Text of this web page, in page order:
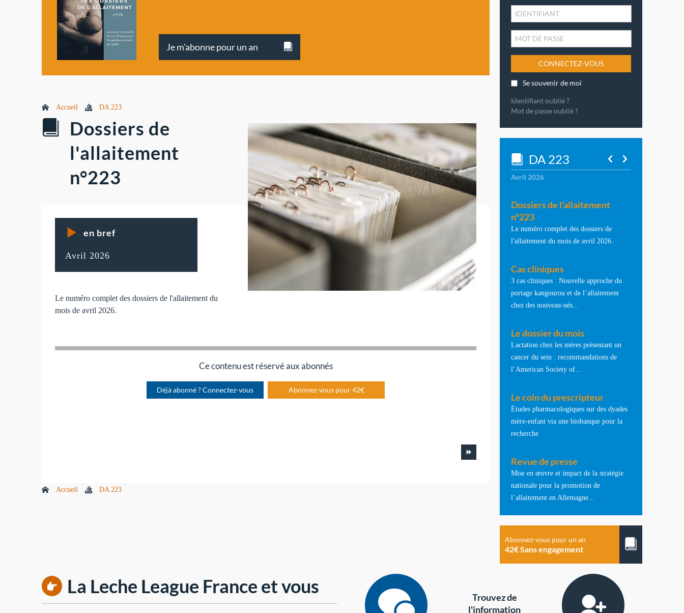
Je m'abonne pour un an
Accueil DA 223
Dossiers de
l'allaitement
n°223
en bref
Avril 2026
Le numéro complet des dossiers de l'allaitement du
mois de avril 2026.
Ce contenu est réservé aux abonnés
Déjà abonné ? Connectez-vous Abonnez-vous pour 42€
Accueil DA 223
CONNECTEZ-VOUS
Se souvenir de moi
Identifiant oublié ?
Mot de passe oublié ?
DA 223
Avril 2026
Dossiers de l'allaitement
n°223
Le numéro complet des dossiers de
l'allaitement du mois de avril 2026.
Cas cliniques
3 cas cliniques : Nouvelle approche du
portage kangourou et de l’allaitement
chez des nouveau-nés...
Le dossier du mois
Lactation chez les mères présentant un
cancer du sein : recommandations de
l’American Society of...
Le coin du prescripteur
Études pharmacologiques sur des dyades
mère-enfant via une biobanque pour la
recherche
Revue de presse
Mise en œuvre et impact de la stratégie
nationale pour la promotion de
l’allaitement en Allemagne...
Abonnez-vous pour un an
42€ Sans engagement
La Leche League France et vous
Trouvez de
l'information